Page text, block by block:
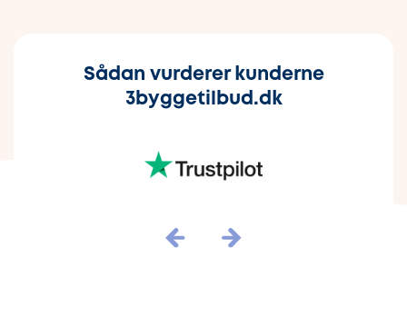
Sådan vurderer kunderne
3byggetilbud.dk